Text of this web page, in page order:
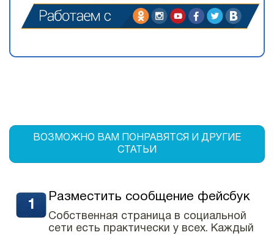
ВОЗМОЖНО ВАМ ПОНРАВЯТСЯ И ДРУГИЕ
СТАТЬИ
Разместить сообщение фейсбук
Собственная страница в социальной
сети есть практически у всех. Каждый